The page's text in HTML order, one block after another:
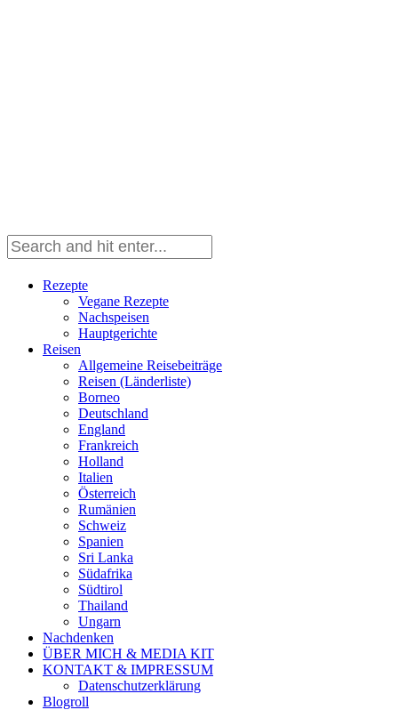
Rezepte
Vegane Rezepte
Nachspeisen
Hauptgerichte
Reisen
Allgemeine Reisebeiträge
Reisen (Länderliste)
Borneo
Deutschland
England
Frankreich
Holland
Italien
Österreich
Rumänien
Schweiz
Spanien
Sri Lanka
Südafrika
Südtirol
Thailand
Ungarn
Nachdenken
ÜBER MICH & MEDIA KIT
KONTAKT & IMPRESSUM
Datenschutzerklärung
Blogroll